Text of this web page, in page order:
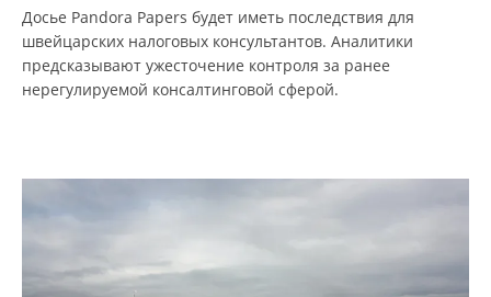
Досье Pandora Papers будет иметь последствия для
швейцарских налоговых консультантов. Аналитики
предсказывают ужесточение контроля за ранее
нерегулируемой консалтинговой сферой.